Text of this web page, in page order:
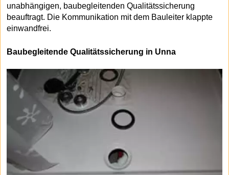
unabhängigen, baubegleitenden Qualitätssicherung
beauftragt. Die Kommunikation mit dem Bauleiter klappte
einwandfrei.
Baubegleitende Qualitätssicherung in Unna